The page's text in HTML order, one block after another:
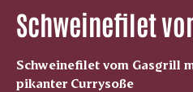
Schweinefilet
Schweinefilet vom Gasgrill
pikanter Currysoße